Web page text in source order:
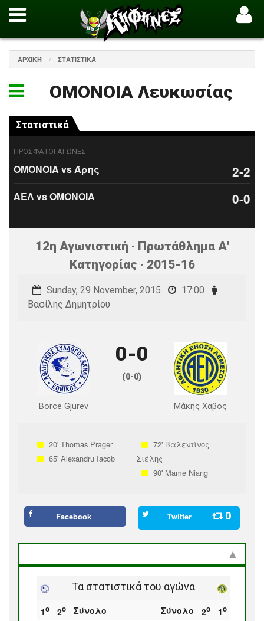
ΑΡΧΙΚΉ ΣΤΑΤΙΣΤΙΚΆ
ΟΜΟΝΟΙΑ Λευκωσίας
Στατιστικά
ΠΡΟΣΦΑΤΟΙ ΑΓΩΝΕΣ
ΟΜΟΝΟΙΑ vs Άρης 2-2
ΑΕΛ vs ΟΜΟΝΟΙΑ 0-0
12η Αγωνιστική · Πρωτάθλημα Α'
Κατηγορίας · 2015-16
Sunday, 29 November, 2015
17:00
Βασίλης Δημητρίου
Borce Gjurev
0-0
(0-0)
Μάκης Χάβος
20' Thomas Prager
65' Alexandru Iacob
72' Βαλεντίνος
Σιέλης
90' Mame Niang
Facebook Twitter 0
Τα στατιστικά του αγώνα
1ο 2ο Σύνολο Σύνολο 2ο 1ο